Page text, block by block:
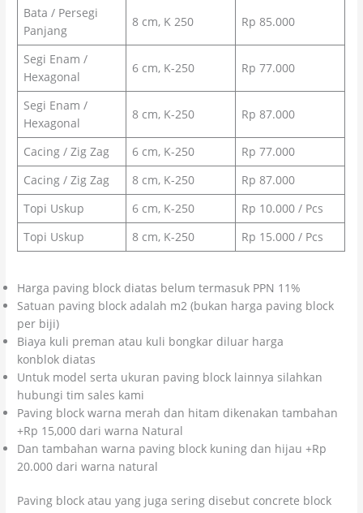
Bata / Persegi
Panjang
8 cm, K 250 Rp 85.000
Segi Enam /
Hexagonal
6 cm, K-250 Rp 77.000
Segi Enam /
Hexagonal
8 cm, K-250 Rp 87.000
Cacing / Zig Zag 6 cm, K-250
Rp 77.000
Cacing / Zig Zag
8 cm, K-250
Rp 87.000
Topi Uskup
6 cm, K-250
Rp 10.000 / Pcs
Topi Uskup
8 cm, K-250 Rp 15.000 / Pcs
Harga paving block diatas belum termasuk PPN 11%
Satuan paving block adalah m2 (bukan harga paving block
per biji)
Biaya kuli preman atau kuli bongkar diluar harga
konblok diatas
Untuk model serta ukuran paving block lainnya silahkan
hubungi tim sales kami
Paving block warna merah dan hitam dikenakan tambahan
+Rp 15,000 dari warna Natural
Dan tambahan warna paving block kuning dan hijau +Rp
20.000 dari warna natural
Paving block atau yang juga sering disebut concrete block